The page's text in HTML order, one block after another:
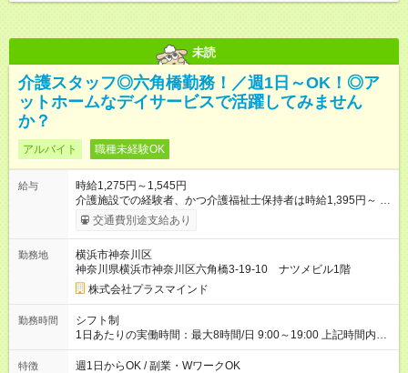
未読
介護スタッフ◎六角橋勤務！／週1日～OK！◎ア
ットホームなデイサービスで活躍してみません
か？
アルバイト 職種未経験OK
給与
時給1,275円～1,545円
介護施設での経験者、かつ介護福祉士保持者は時給1,395円～ 介
護施設での経験者、かつ介護職員初任者研修保持者は時給1,325
円～ 未経験者は時給1,275円～ 土日勤務の場合、時給+100円 送
交通費別途支給あり
勤務地
横浜市神奈川区
神奈川県横浜市神奈川区六角橋3-19-10 ナツメビル1階
株式会社プラスマインド
勤務時間
シフト制
1日あたりの実働時間：最大8時間/日 9:00～19:00 上記時間内で
実働時間は8時間 ※9:00～14:00、14:00～18:00など半日勤務相
談ください。
特徴 週1日からOK / 副業・WワークOK